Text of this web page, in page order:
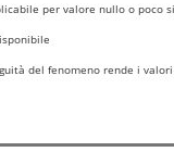
per valore nullo o poco
del fenomeno rende i